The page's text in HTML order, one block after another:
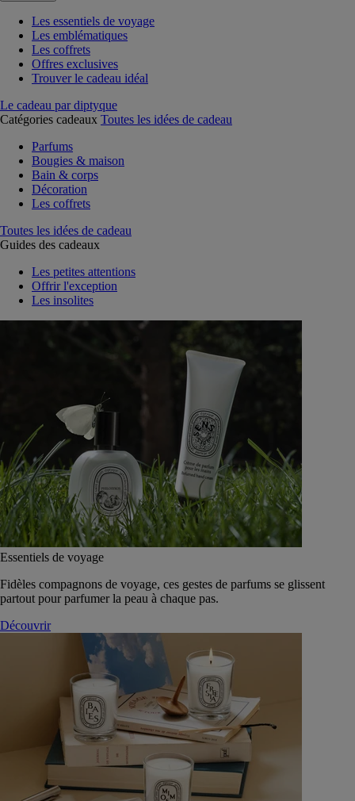
Les essentiels de voyage
Les emblématiques
Les coffrets
Offres exclusives
Trouver le cadeau idéal
Le cadeau par diptyque
Catégories cadeaux Toutes les idées de cadeau
Parfums
Bougies & maison
Bain & corps
Décoration
Les coffrets
Toutes les idées de cadeau
Guides des cadeaux
Les petites attentions
Offrir l'exception
Les insolites
Essentiels de voyage
Fidèles compagnons de voyage, ces gestes de parfums se glissent
partout pour parfumer la peau à chaque pas.
Découvrir